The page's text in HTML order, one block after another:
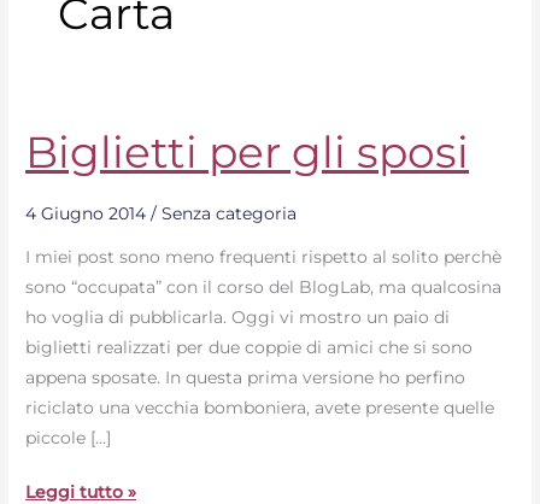
Carta
Biglietti per gli sposi
4 Giugno 2014/Senza categoria
I miei post sono meno frequenti rispetto al solito perchè
sono “occupata” con il corso del BlogLab, ma qualcosina
ho voglia di pubblicarla. Oggi vi mostro un paio di
biglietti realizzati per due coppie di amici che si sono
appena sposate. In questa prima versione ho perfino
riciclato una vecchia bomboniera, avete presente quelle
piccole […]
Biglietti
per
Leggi tutto »